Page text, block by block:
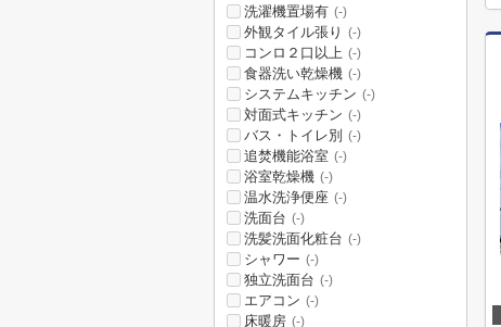
洗濯機置場有 (-)
外観タイル張り (-)
コンロ２口以上 (-)
食器洗い乾燥機 (-)
システムキッチン (-)
対面式キッチン (-)
バス・トイレ別 (-)
追焚機能浴室 (-)
浴室乾燥機 (-)
温水洗浄便座 (-)
洗面台 (-)
洗髪洗面化粧台 (-)
シャワー (-)
独立洗面台 (-)
エアコン (-)
床暖房 (-)